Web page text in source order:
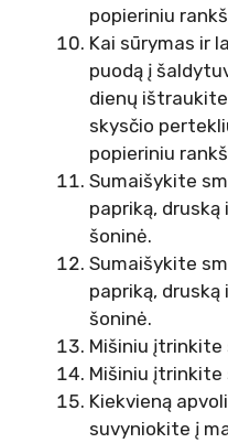
popieriniu
Kai sūrymas ir
puodą į
dienų
skysčio
popieriniu
Sumaišykite
papriką,
šoninė.
Sumaišykite
papriką,
šoninė.
Mišiniu įtrinkite
Mišiniu įtrinkite
Kiekvieną
suvyniokite į